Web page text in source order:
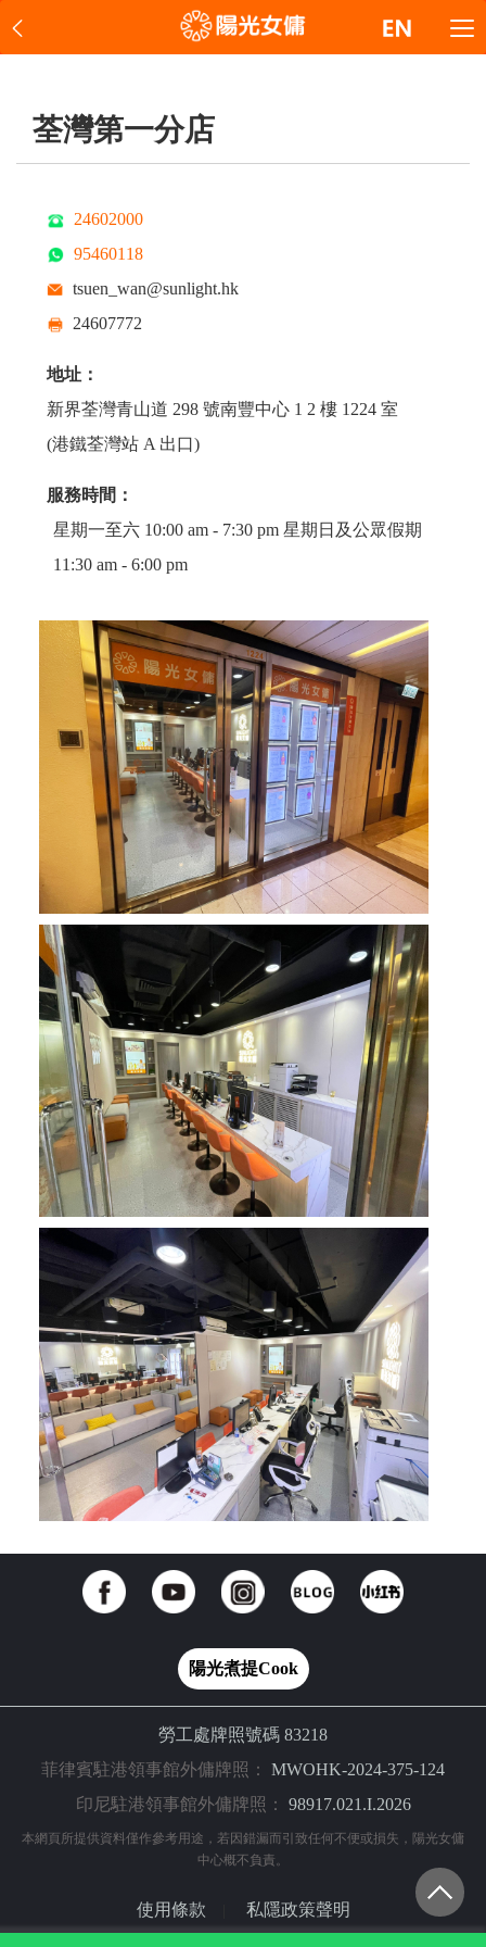
荃灣第一分店
24602000
95460118
tsuen_wan@sunlight.hk
24607772
地址：
新界荃灣青山道 298 號南豐中心 1 2 樓 1224 室
(港鐵荃灣站 A 出口)
服務時間：
星期一至六 10:00 am - 7:30 pm 星期日及公眾假期
11:30 am - 6:00 pm
陽光煮提Cook
勞工處牌照號碼 83218
菲律賓駐港領事館外傭牌照： MWOHK-2024-375-124
印尼駐港領事館外傭牌照： 98917.021.I.2026
本網頁所提供資料僅作參考用途，若因錯漏而引致任何不便或損失，陽光女傭
中心概不負責。
使用條款 私隱政策聲明